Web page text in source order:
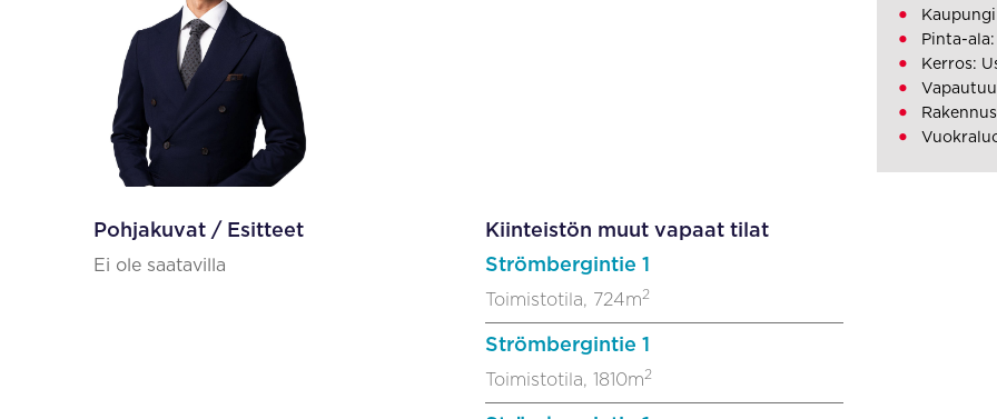
Pohjakuvat / Esitteet
Ei ole saatavilla
Kiinteistön muut vapaat tilat
Strömbergintie 1
Toimistotila, 724m2
Strömbergintie 1
Toimistotila, 1810m2
Pinta-ala:
Kerros: